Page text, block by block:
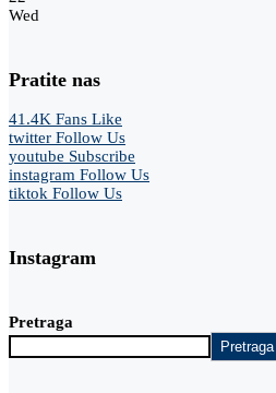
Wed
Pratite nas
41.4K Fans Like
twitter Follow Us
youtube Subscribe
instagram Follow Us
tiktok Follow Us
Instagram
Pretraga
Pretraga